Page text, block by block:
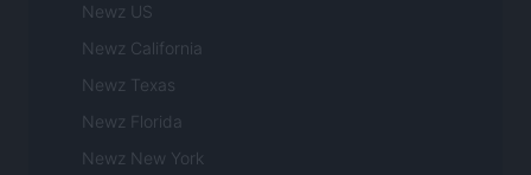
Newz US
Newz California
Newz Texas
Newz Florida
Newz New York